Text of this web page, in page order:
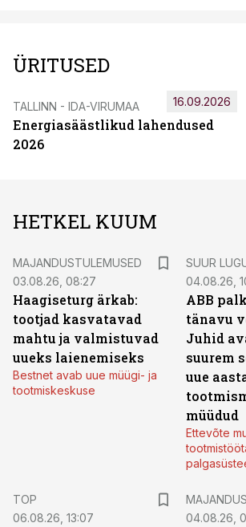
ÜRITUSED
TALLINN - IDA-VIRUMAA
Energiasäästlikud lahendused
2026
16.09.2026
HETKEL KUUM
MAJANDUSTULEMUSED
03.08.26, 08:27
Haagiseturg ärkab:
tootjad kasvatavad
mahtu ja valmistuvad
uueks laienemiseks
Bestnet avab uue müügi- ja
tootmiskeskuse
SUUR
04.08.26,
ABB
tänavu
Juhid
suurem
uue
müüdud
Ettevõte
TOP
06.08.26, 13:07
04.08.26,